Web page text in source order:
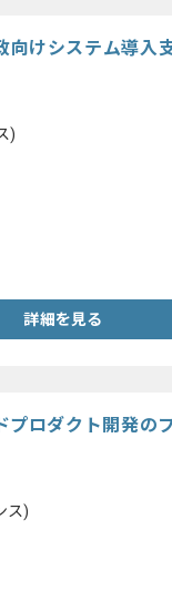
向けシステム導入
)
詳細を見る
プロダクト開発の
ス)